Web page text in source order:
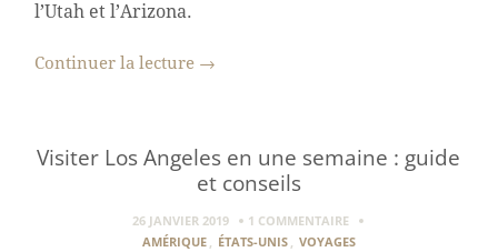
l’Utah et l’Arizona.
Continuer la lecture →
Visiter Los Angeles en une semaine : guide
et conseils
26 JANVIER 2019
1 COMMENTAIRE
AMÉRIQUE , ÉTATS-UNIS , VOYAGES